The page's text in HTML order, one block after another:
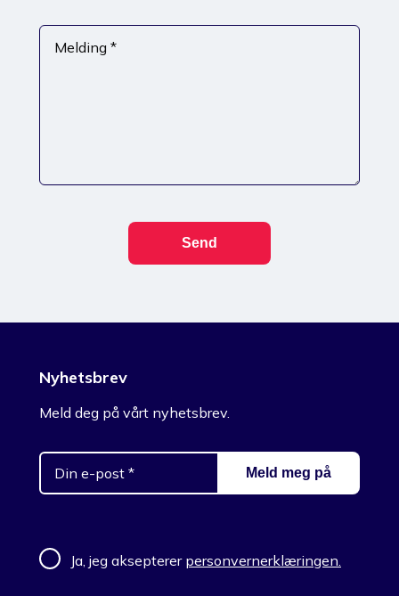
Melding *
Nyhetsbrev
Meld deg på vårt nyhetsbrev.
Ja, jeg aksepterer personvernerklæringen.